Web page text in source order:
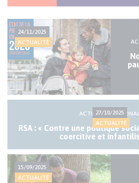
Actualité
majeure
24/11/2025
ACTUALITÉ
27/10/2025
ACTUALITÉ
ACTUALITÉ
RSA : « Contre une politique
coercitive et
15/09/2025
ACTUALITÉ